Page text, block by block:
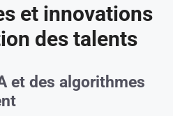
et innovations
des talents
et des algorithmes